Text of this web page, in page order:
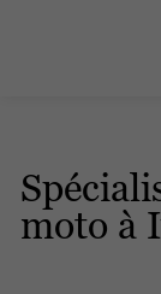
moto à